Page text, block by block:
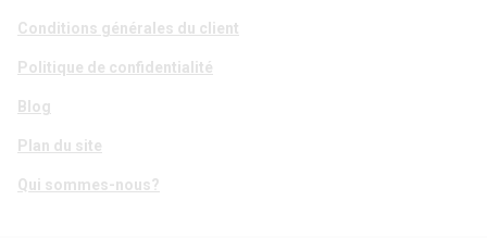
Conditions générales du client
Politique de confidentialité
Blog
Plan du site
Qui sommes-nous?